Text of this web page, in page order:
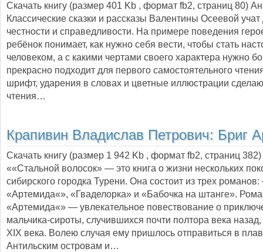
Скачать книгу (размер 401 Kb , формат fb2, страниц 80)
Классические сказки и рассказы Валентины Осеевой учат
честности и справедливости. На примере поведения
ребёнок понимает, как нужно себя вести, чтобы стать
человеком, а с какими чертами своего характера нужно
прекрасно подходит для первого самостоятельного
шрифт, ударения в словах и цветные иллюстрации
чтения…
Крапивин Владислав Петрович: Бриг
Скачать книгу (размер 1 942 Kb , формат fb2, страниц 382
««Стальной волосок» — это книга о жизни нескольких
сибирского городка Турени. Она состоит из трех романов:
«Артемида«», «Гваделорка» и «Бабочка на штанге».
«Артемида«» — увлекательное повествование о
мальчика-сироты, случившихся почти полтора века
XIX века. Волею случая ему пришлось отправиться в
Антильским островам и…